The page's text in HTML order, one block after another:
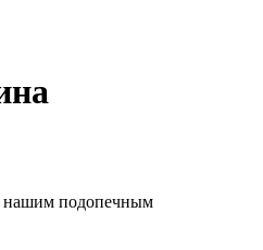
нашим подопечным